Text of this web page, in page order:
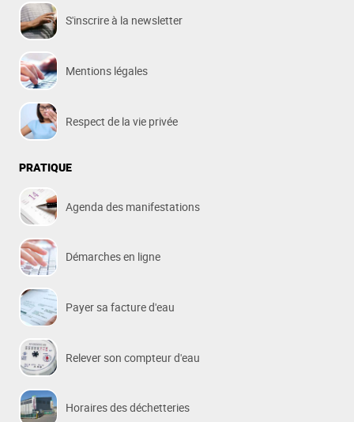
S'inscrire à la newsletter
Mentions légales
Respect de la vie privée
PRATIQUE
Agenda des manifestations
Démarches en ligne
Payer sa facture d'eau
Relever son compteur d'eau
Horaires des déchetteries